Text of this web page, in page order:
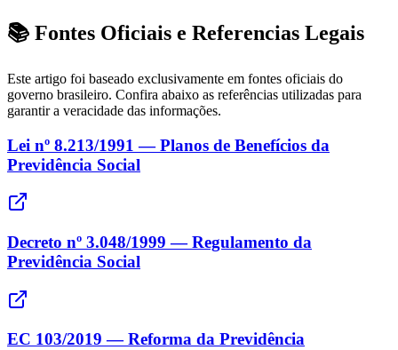
📚 Fontes Oficiais e Referencias Legais
Este artigo foi baseado exclusivamente em fontes oficiais do
governo brasileiro. Confira abaixo as referências utilizadas para
garantir a veracidade das informações.
Lei nº 8.213/1991 — Planos de Benefícios da
Previdência Social
Decreto nº 3.048/1999 — Regulamento da
Previdência Social
EC 103/2019 — Reforma da Previdência